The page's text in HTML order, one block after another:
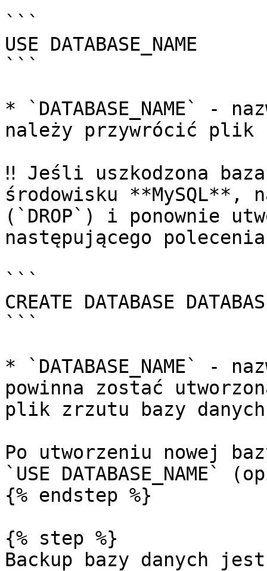
```
USE DATABASE_NAME
```
* `DATABASE_NAME` -
należy przywrócić plik
‼️ Jeśli uszkodzona
środowisku **MySQL**,
(`DROP`) i ponownie
następującego
```
CREATE DATABASE
```
* `DATABASE_NAME` -
powinna zostać
plik zrzutu bazy
Po utworzeniu nowej
`USE DATABASE_NAME`
{% endstep %}
{% step %}
Backup bazy danych